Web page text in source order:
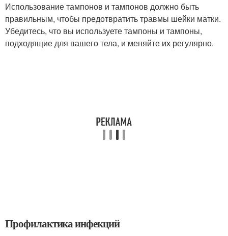
Использование тампонов и тампонов должно быть
правильным, чтобы предотвратить травмы шейки матки.
Убедитесь, что вы используете тампоны и тампоны,
подходящие для вашего тела, и меняйте их регулярно.
Профилактика инфекций